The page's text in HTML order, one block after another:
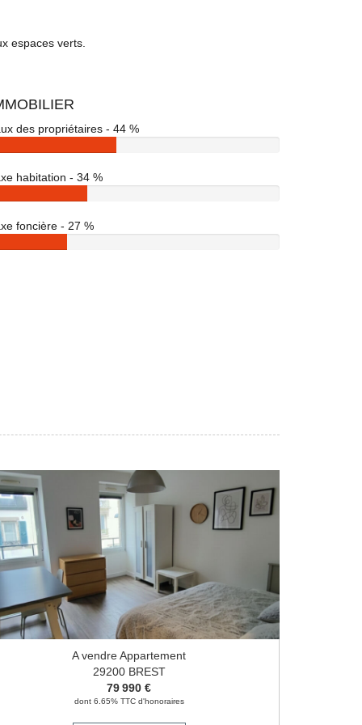
espaces verts.
des propriétaires - 44 %
habitation - 34 %
foncière - 27 %
A vendre Appartement
29200 BREST
79 990 €
dont 6.65% TTC d'honoraires